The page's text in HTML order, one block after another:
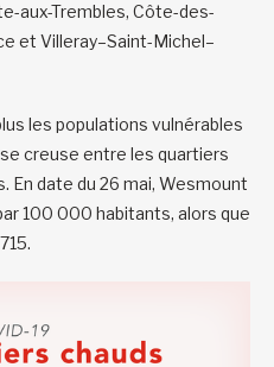
aux-Trembles, Côte-des-
et Villeray–Saint-Michel–
les populations vulnérables
creuse entre les quartiers
En date du 26 mai, Wesmount
100 000 habitants, alors que